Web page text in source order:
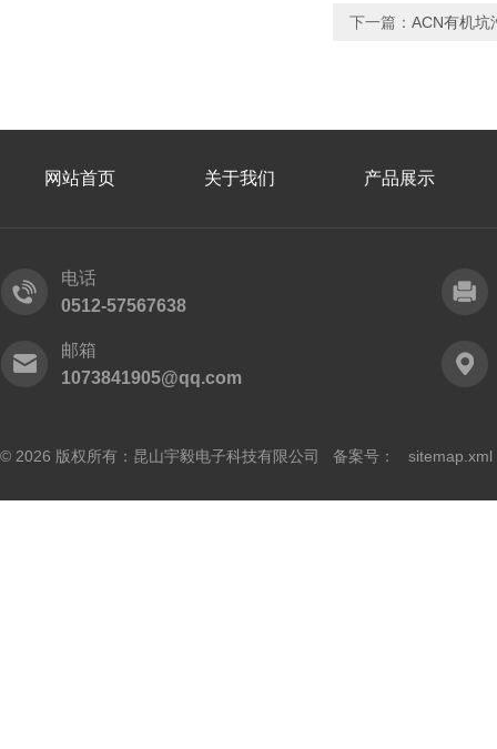
下一篇： ACN有机坑
网站首页 关于我们 产品展示
电话
0512-57567638
邮箱
1073841905@qq.com
© 2026 版权所有：昆山宇毅电子科技有限公司 备案号： sitemap.xml